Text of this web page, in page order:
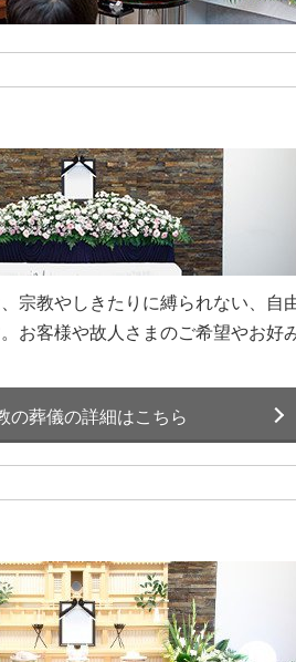
宗教やしきたりに縛られない、自
お客様や故人さまのご希望やお好
の葬儀の詳細はこちら